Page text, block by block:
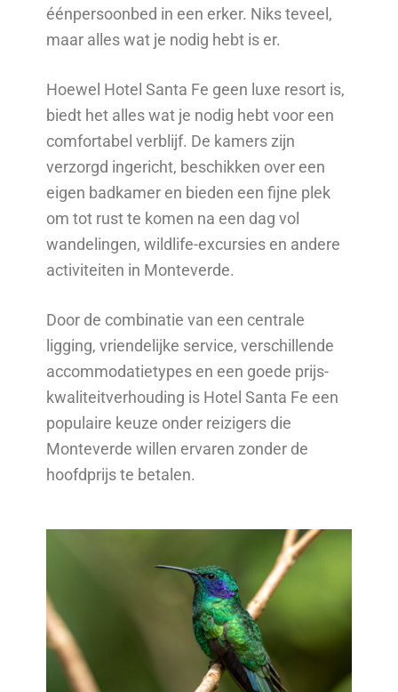
éénpersoonbed in een erker. Niks teveel,
maar alles wat je nodig hebt is er.
Hoewel Hotel Santa Fe geen luxe resort is,
biedt het alles wat je nodig hebt voor een
comfortabel verblijf. De kamers zijn
verzorgd ingericht, beschikken over een
eigen badkamer en bieden een fijne plek
om tot rust te komen na een dag vol
wandelingen, wildlife-excursies en andere
activiteiten in Monteverde.
Door de combinatie van een centrale
ligging, vriendelijke service, verschillende
accommodatietypes en een goede prijs-
kwaliteitverhouding is Hotel Santa Fe een
populaire keuze onder reizigers die
Monteverde willen ervaren zonder de
hoofdprijs te betalen.